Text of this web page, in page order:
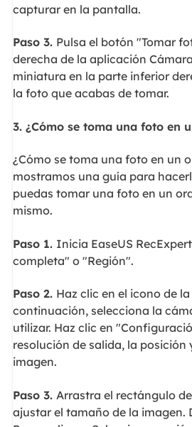
capturar en la pantalla.
Paso 3. Pulsa el botón "Tomar
derecha de la aplicación
miniatura en la parte inferior
la foto que acabas de tomar.
3. ¿Cómo se toma una foto en
¿Cómo se toma una foto en un
mostramos una guía para
puedas tomar una foto en un
mismo.
Paso 1. Inicia EaseUS
completa" o "Región".
Paso 2. Haz clic en el icono de
continuación, selecciona la
utilizar. Haz clic en
resolución de salida, la posición
imagen.
Paso 3. Arrastra el rectángulo
ajustar el tamaño de la imagen.